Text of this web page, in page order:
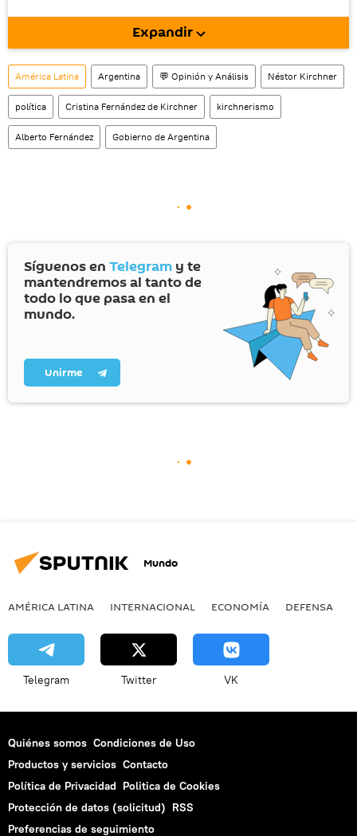
móvil (¡solo para Android!).
También tenemos una cuenta en la red
social rusa VK .
Expandir
América Latina Argentina 💬 Opinión y Análisis Néstor Kirchner
política Cristina Fernández de Kirchner kirchnerismo
Alberto Fernández Gobierno de Argentina
Síguenos en Telegram y te
mantendremos al tanto de
todo lo que pasa en el
mundo.
Unirme
Mundo
AMÉRICA LATINA INTERNACIONAL ECONOMÍA DEFENSA
Telegram Twitter VK
Quiénes somos Condiciones de Uso
Productos y servicios Contacto
Política de Privacidad Politica de Cookies
Protección de datos (solicitud) RSS
Preferencias de seguimiento